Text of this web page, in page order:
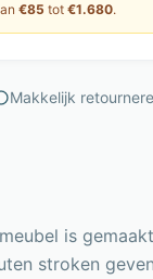
€85 tot €1.680.
Makkelijk
is
stroken